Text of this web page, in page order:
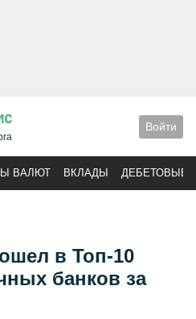
Войти
ВАЛЮТ ВКЛАДЫ ДЕБЕТОВЫЕ
в Топ-10
банков за